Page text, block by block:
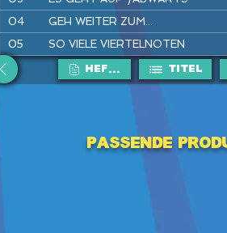
04
GEH WEITER ZUM...
05
SO VIELE VIERTELNOTEN
06
AUF ZU DEN OHRWÜRMERN
07
IST EIN MANN IN' BRUNNEN
HEFTE Titel
Passende